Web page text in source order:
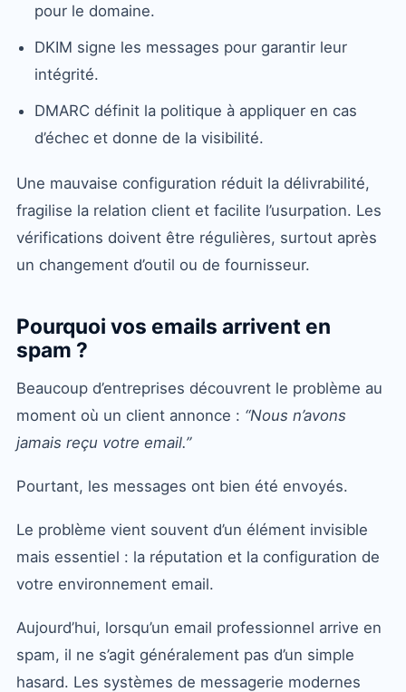
pour le domaine.
DKIM signe les messages pour garantir leur
intégrité.
DMARC définit la politique à appliquer en cas
d’échec et donne de la visibilité.
Une mauvaise configuration réduit la délivrabilité,
fragilise la relation client et facilite l’usurpation. Les
vérifications doivent être régulières, surtout après
un changement d’outil ou de fournisseur.
Pourquoi vos emails arrivent en
spam ?
Beaucoup d’entreprises découvrent le problème au
moment où un client annonce : “Nous n’avons
jamais reçu votre email.”
Pourtant, les messages ont bien été envoyés.
Le problème vient souvent d’un élément invisible
mais essentiel : la réputation et la configuration de
votre environnement email.
Aujourd’hui, lorsqu’un email professionnel arrive en
spam, il ne s’agit généralement pas d’un simple
hasard. Les systèmes de messagerie modernes